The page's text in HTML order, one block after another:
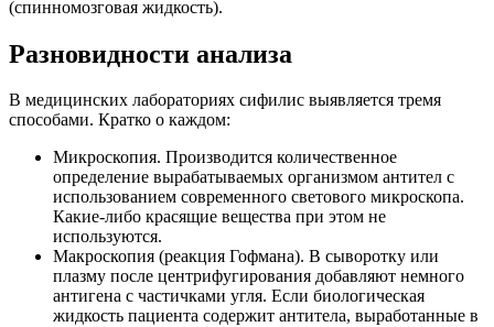
(спинномозговая жидкость).
Разновидности анализа
В медицинских лабораториях сифилис выявляется тремя
способами. Кратко о каждом:
Микроскопия. Производится количественное
определение вырабатываемых организмом антител с
использованием современного светового микроскопа.
Какие-либо красящие вещества при этом не
используются.
Макроскопия (реакция Гофмана). В сыворотку или
плазму после центрифугирования добавляют немного
антигена с частичками угля. Если биологическая
жидкость пациента содержит антитела, выработанные в